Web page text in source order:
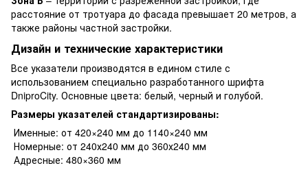
расстояние от тротуара до фасада превышает 20 метров, а
также районы частной застройки.
Дизайн и технические характеристики
Все указатели производятся в едином стиле с
использованием специально разработанного шрифта
DniproCity. Основные цвета: белый, черный и голубой.
Размеры указателей стандартизированы:
Именные: от 420×240 мм до 1140×240 мм
Номерные: от 240х240 мм до 360х240 мм
Адресные: 480×360 мм